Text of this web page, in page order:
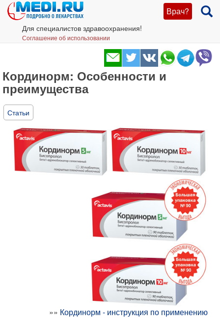
Врач?
Для специалистов здравоохранения!
Соглашение об использовании
Кординорм: Особенности и
преимущества
Статьи
»» Кординорм - инструкция по применению